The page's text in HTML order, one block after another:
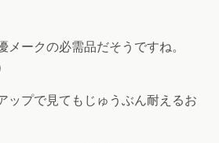
メークの必需品だそうですね。
ップで見てもじゅうぶん耐えるお